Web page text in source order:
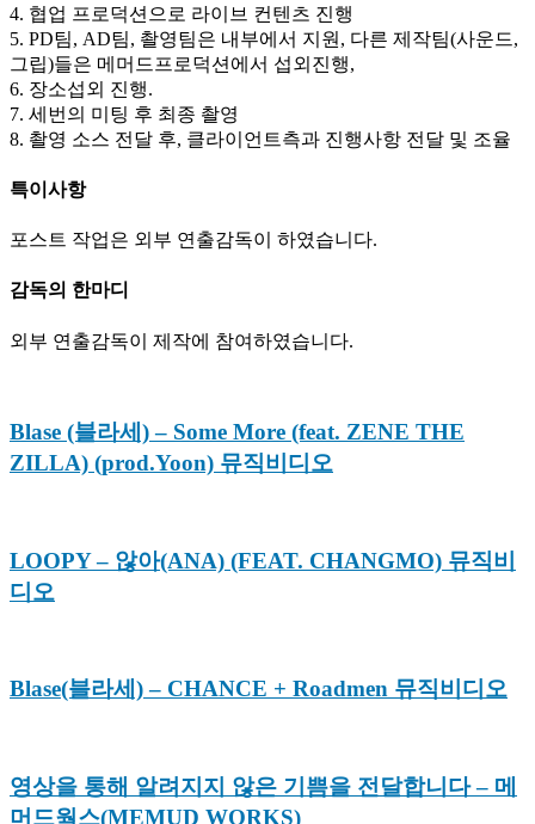
4. 협업 프로덕션으로 라이브 컨텐츠 진행
5. PD팀, AD팀, 촬영팀은 내부에서 지원, 다른 제작팀(사운드,
그립)들은 메머드프로덕션에서 섭외진행,
6. 장소섭외 진행.
7. 세번의 미팅 후 최종 촬영
8. 촬영 소스 전달 후, 클라이언트측과 진행사항 전달 및 조율
특이사항
포스트 작업은 외부 연출감독이 하였습니다.
감독의 한마디
외부 연출감독이 제작에 참여하였습니다.
Blase (블라세) – Some More (feat. ZENE THE
ZILLA) (prod.Yoon) 뮤직비디오
LOOPY – 않아(ANA) (FEAT. CHANGMO) 뮤직비
디오
Blase(블라세) – CHANCE + Roadmen 뮤직비디오
영상을 통해 알려지지 않은 기쁨을 전달합니다 – 메
머드웍스(MEMUD WORKS)